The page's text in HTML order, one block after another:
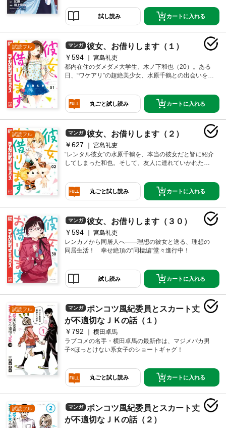
試し読み カートに入れる
試読フル マンガ 彼女、お借りします（１）
￥594
宮島礼吏
都内在住のダメダメ大学生、木ノ下和也（20）。ある
日、“ワケアリ”の超絶美少女、水原千鶴との出会いをキ
丸ごと試し読み カートに入れる
試読フル マンガ 彼女、お借りします（２）
￥627
宮島礼吏
“レンタル彼女”の水原千鶴を、本当の彼女だと皆に紹介
してしまった和也。そして、友人に連れていかれた居
……どーする、和也！？ 更に、ハラハラドキドキ
の“海カノ編”も開幕！！！
丸ごと試し読み カートに入れる
マンガ 彼女、お借りします（３０）
￥594
宮島礼吏
レンカノから同居人へ――理想の彼女と送る、理想の
同居生活！ 幸せ絶頂の“同棲編”堂々進行中！
試し読み カートに入れる
試読フル マンガ
ポンコツ風紀委員とスカート丈
が不適切なＪＫの話（１）
￥792
横田卓馬
ラブコメの名手・横田卓馬の最新作は、マジメバカ男
子×ほっとけない系女子のショートギャグ！
丸ごと試し読み カートに入れる
試読フル マンガ
ポンコツ風紀委員とスカート丈
が不適切なＪＫの話（２）